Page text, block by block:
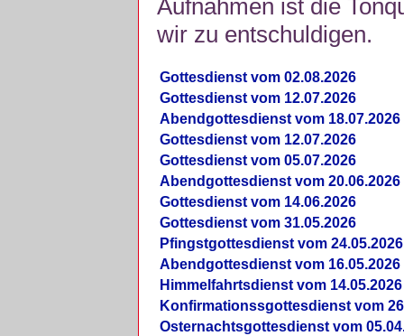
Aufnahmen ist die
wir zu entschuldigen.
Gottesdienst vom 02.08.2026
Gottesdienst vom 12.07.2026
Abendgottesdienst vom 18.07.2026
Gottesdienst vom 12.07.2026
Gottesdienst vom 05.07.2026
Abendgottesdienst vom 20.06.2026
Gottesdienst vom 14.06.2026
Gottesdienst vom 31.05.2026
Pfingstgottesdienst vom 24.05.2026
Abendgottesdienst vom 16.05.2026
Himmelfahrtsdienst vom 14.05.2026
Konfirmationssgottesdienst vom
Osternachtsgottesdienst vom